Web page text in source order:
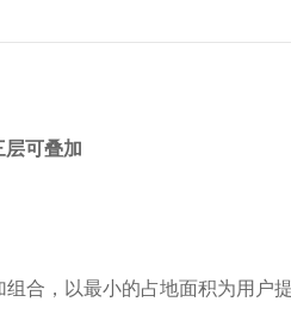
可叠加
合，以最小的占地面积为用户